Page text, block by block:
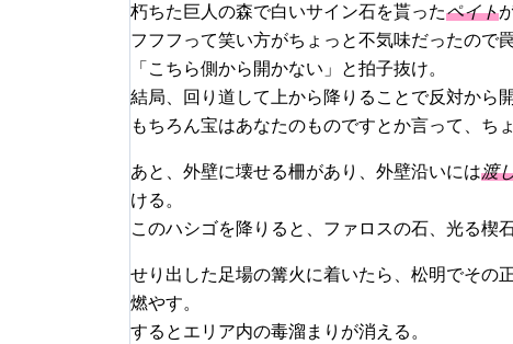
朽ちた巨人の森で白いサイン石を貰ったペイト
フフフって笑い方がちょっと不気味だったので
「こちら側から開かない」と拍子抜け。
結局、回り道して上から降りることで反対から
もちろん宝はあなたのものですとか言って、ち
あと、外壁に壊せる柵があり、外壁沿いには渡
ける。
このハシゴを降りると、ファロスの石、光る楔
せり出した足場の篝火に着いたら、松明でその
燃やす。
するとエリア内の毒溜まりが消える。